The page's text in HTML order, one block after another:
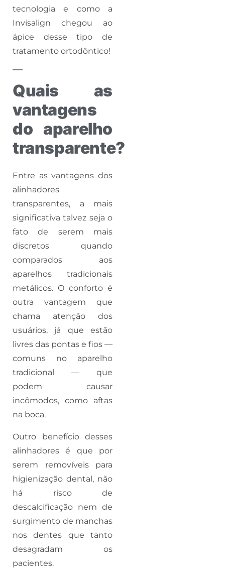
tecnologia e como a
Invisalign chegou ao
ápice desse tipo de
tratamento ortodôntico!
Quais as
vantagens
do aparelho
transparente?
Entre as vantagens dos
alinhadores
transparentes, a mais
significativa talvez seja o
fato de serem mais
discretos quando
comparados aos
aparelhos tradicionais
metálicos. O conforto é
outra vantagem que
chama atenção dos
usuários, já que estão
livres das pontas e fios —
comuns no aparelho
tradicional — que
podem causar
incômodos, como aftas
na boca.
Outro benefício desses
alinhadores é que por
serem removíveis para
higienização dental, não
há risco de
descalcificação nem de
surgimento de manchas
nos dentes que tanto
desagradam os
pacientes.